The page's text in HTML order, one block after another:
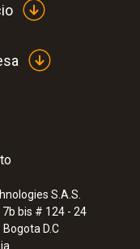
S.A.S.
bis # 124 - 24
Bogota D.C